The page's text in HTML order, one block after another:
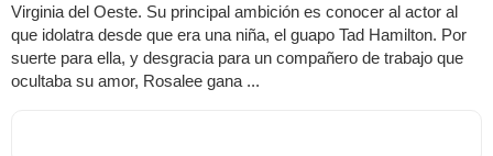
Virginia del Oeste. Su principal ambición es conocer al actor al
que idolatra desde que era una niña, el guapo Tad Hamilton. Por
suerte para ella, y desgracia para un compañero de trabajo que
ocultaba su amor, Rosalee gana ...